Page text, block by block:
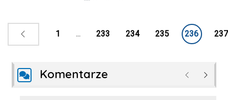
1 ... 233 234 235 236 237
Komentarze Poprzednie